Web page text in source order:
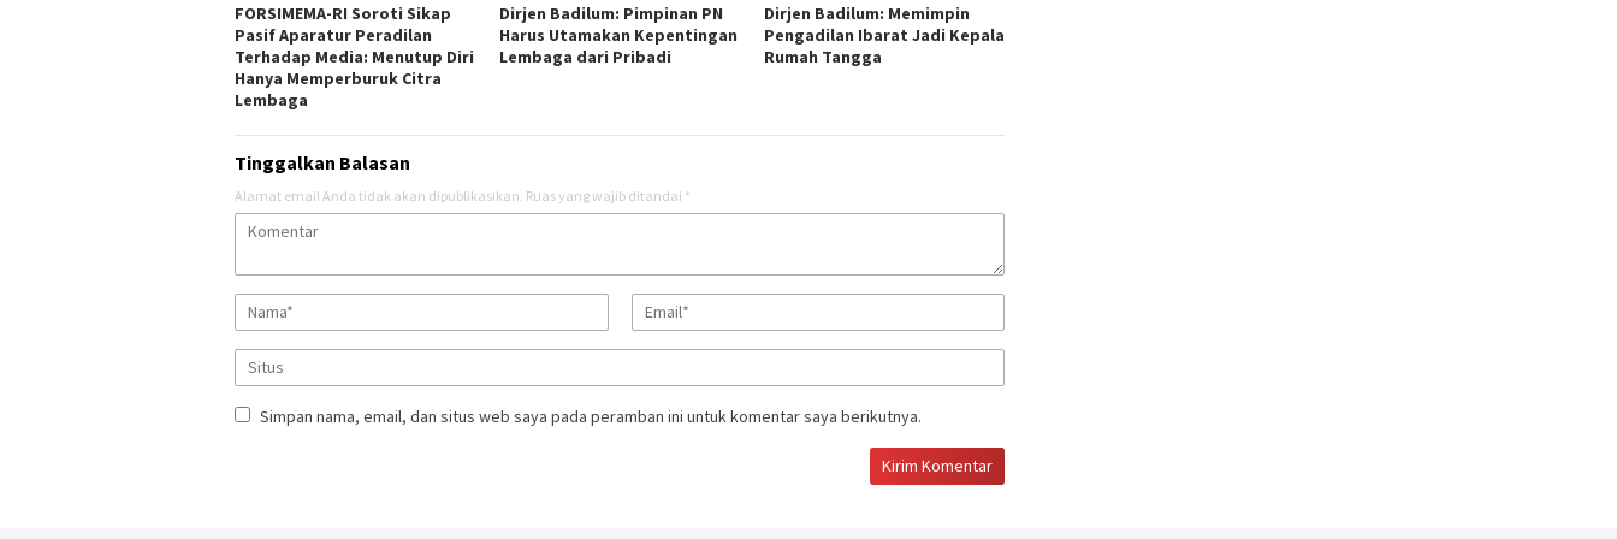
FORSIMEMA-RI Soroti Sikap
Pasif Aparatur Peradilan
Terhadap Media: Menutup Diri
Hanya Memperburuk Citra
Lembaga ‎ ‎
‎Dirjen Badilum: Pimpinan PN
Harus Utamakan Kepentingan
Lembaga dari Pribadi
Dirjen Badilum: Memimpin
Pengadilan Ibarat Jadi Kepala
Rumah Tangga ‎
Tinggalkan Balasan
Alamat email Anda tidak akan dipublikasikan. Ruas yang wajib ditandai *
Simpan nama, email, dan situs web saya pada peramban ini untuk komentar saya berikutnya.